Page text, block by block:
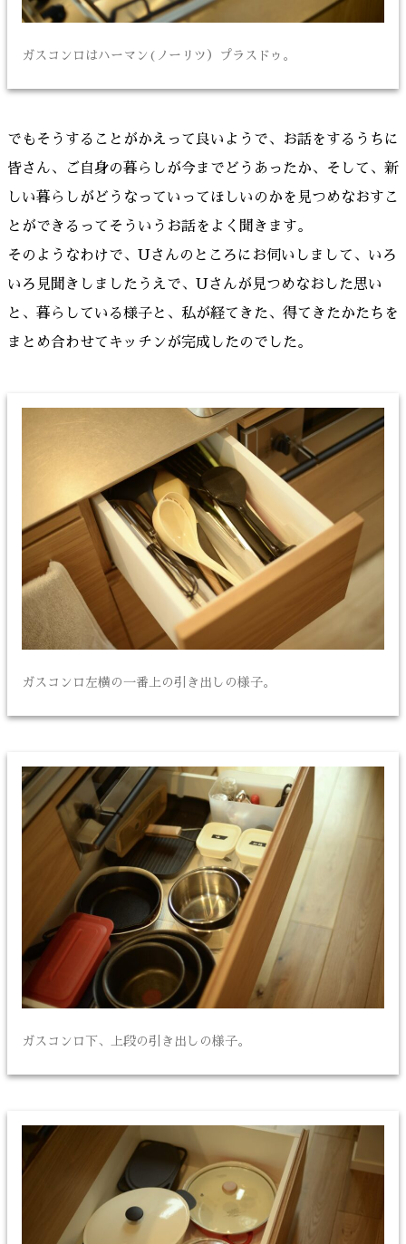
ガスコンロはハーマン(ノーリツ）プラスドゥ。
でもそうすることがかえって良いようで、お話をするうちに
皆さん、ご自身の暮らしが今までどうあったか、そして、新
しい暮らしがどうなっていってほしいのかを見つめなおすこ
とができるってそういうお話をよく聞きます。
そのようなわけで、Uさんのところにお伺いしまして、いろ
いろ見聞きしましたうえで、Uさんが見つめなおした思い
と、暮らしている様子と、私が経てきた、得てきたかたちを
まとめ合わせてキッチンが完成したのでした。
ガスコンロ左横の一番上の引き出しの様子。
ガスコンロ下、上段の引き出しの様子。